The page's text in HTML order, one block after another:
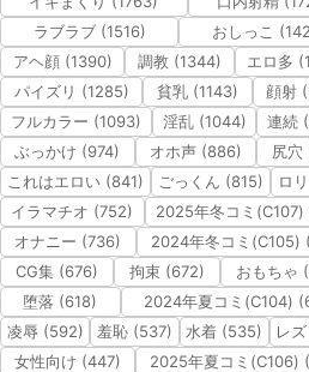
ラブラブ (1516)
おしっこ
アヘ顔 (1390)
調教 (1344)
エロ多
パイズリ (1285)
貧乳 (1143)
顔射
フルカラー (1093)
淫乱 (1044)
連続
ぶっかけ (974)
オホ声 (886)
尻穴
これはエロい (841)
ごっくん (815)
ロ
イラマチオ (752)
2025年冬コミ
オナニー (736)
2024年冬コミ(C105)
CG集 (676)
拘束 (672)
おもちゃ
堕落 (618)
2024年夏コミ(C104)
凌辱 (592)
羞恥 (537) 水着 (535)
レ
女性向け (447)
2025年夏コミ(C106)